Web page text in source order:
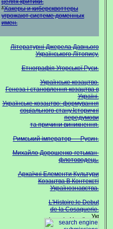
целях критики.
*Хакеры и киберсквоттеры
угрожают системе доменных
имен.
Літературні Джерела Давнього
Українського Літопису.
Етнографія Угорської Руси.
Українське козацтво.
Генеза і становлення козацтва в
Україні.
Українське козацтво: формування
соціального стану.Історичні
передумови
та причини виникнення.
Римський імператор — Русин.
Михайло Дорошенко-гетьман-
флотоводець.
Архаїчні Елементи Культури
Козацтва В Контексті
Українознавства.
L'Histoire:le Debut
de la Cosaquerie.